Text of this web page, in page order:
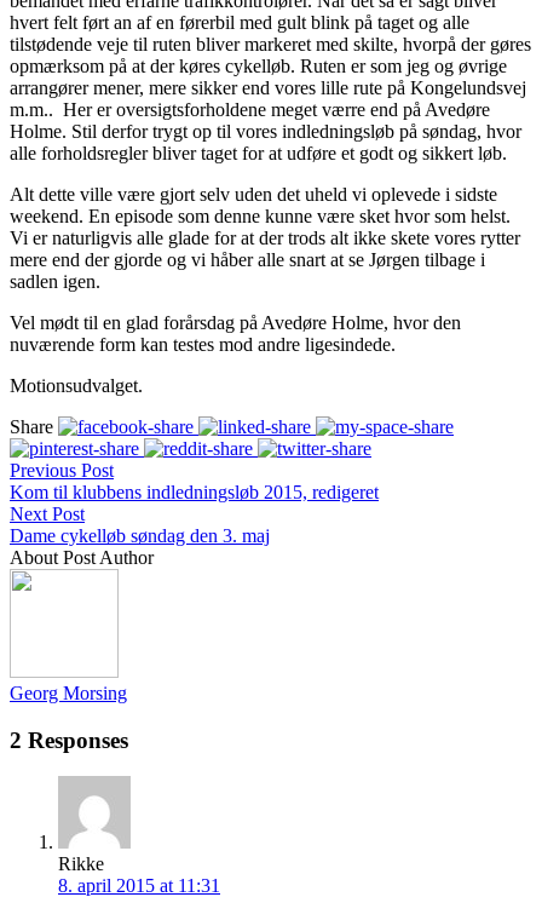
hvert felt ført an af en førerbil med gult blink på taget og alle
tilstødende veje til ruten bliver markeret med skilte, hvorpå der gøres
opmærksom på at der køres cykelløb. Ruten er som jeg og øvrige
arrangører mener, mere sikker end vores lille rute på Kongelundsvej
m.m.. Her er oversigtsforholdene meget værre end på Avedøre
Holme. Stil derfor trygt op til vores indledningsløb på søndag, hvor
alle forholdsregler bliver taget for at udføre et godt og sikkert løb.
Alt dette ville være gjort selv uden det uheld vi oplevede i sidste
weekend. En episode som denne kunne være sket hvor som helst.
Vi er naturligvis alle glade for at der trods alt ikke skete vores rytter
mere end der gjorde og vi håber alle snart at se Jørgen tilbage i
sadlen igen.
Vel mødt til en glad forårsdag på Avedøre Holme, hvor den
nuværende form kan testes mod andre ligesindede.
Motionsudvalget.
Share
Previous Post
Kom til klubbens indledningsløb 2015, redigeret
Next Post
Dame cykelløb søndag den 3. maj
About Post Author
Georg Morsing
2 Responses
Rikke
8. april 2015 at 11:31